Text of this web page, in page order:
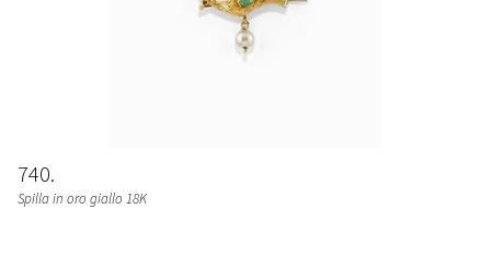
740
Spilla in oro giallo 18K